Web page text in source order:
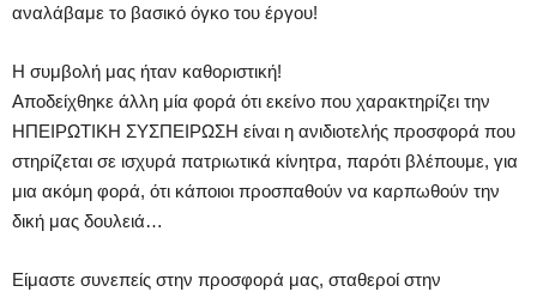
αναλάβαμε το βασικό όγκο του έργου!
Η συμβολή μας ήταν καθοριστική!
Αποδείχθηκε άλλη μία φορά ότι εκείνο που χαρακτηρίζει την
ΗΠΕΙΡΩΤΙΚΗ ΣΥΣΠΕΙΡΩΣΗ είναι η ανιδιοτελής προσφορά που
στηρίζεται σε ισχυρά πατριωτικά κίνητρα, παρότι βλέπουμε, για
μια ακόμη φορά, ότι κάποιοι προσπαθούν να καρπωθούν την
δική μας δουλειά…
Είμαστε συνεπείς στην προσφορά μας, σταθεροί στην